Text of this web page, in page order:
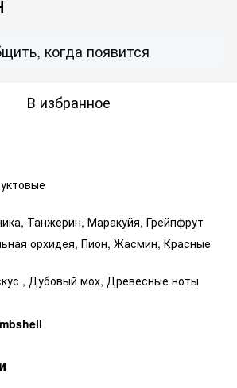
когда появится
В избранное
, Танжерин, Маракуйя, Грейпфрут
орхидея, Пион, Жасмин, Красные
, Дубовый мох, Древесные ноты